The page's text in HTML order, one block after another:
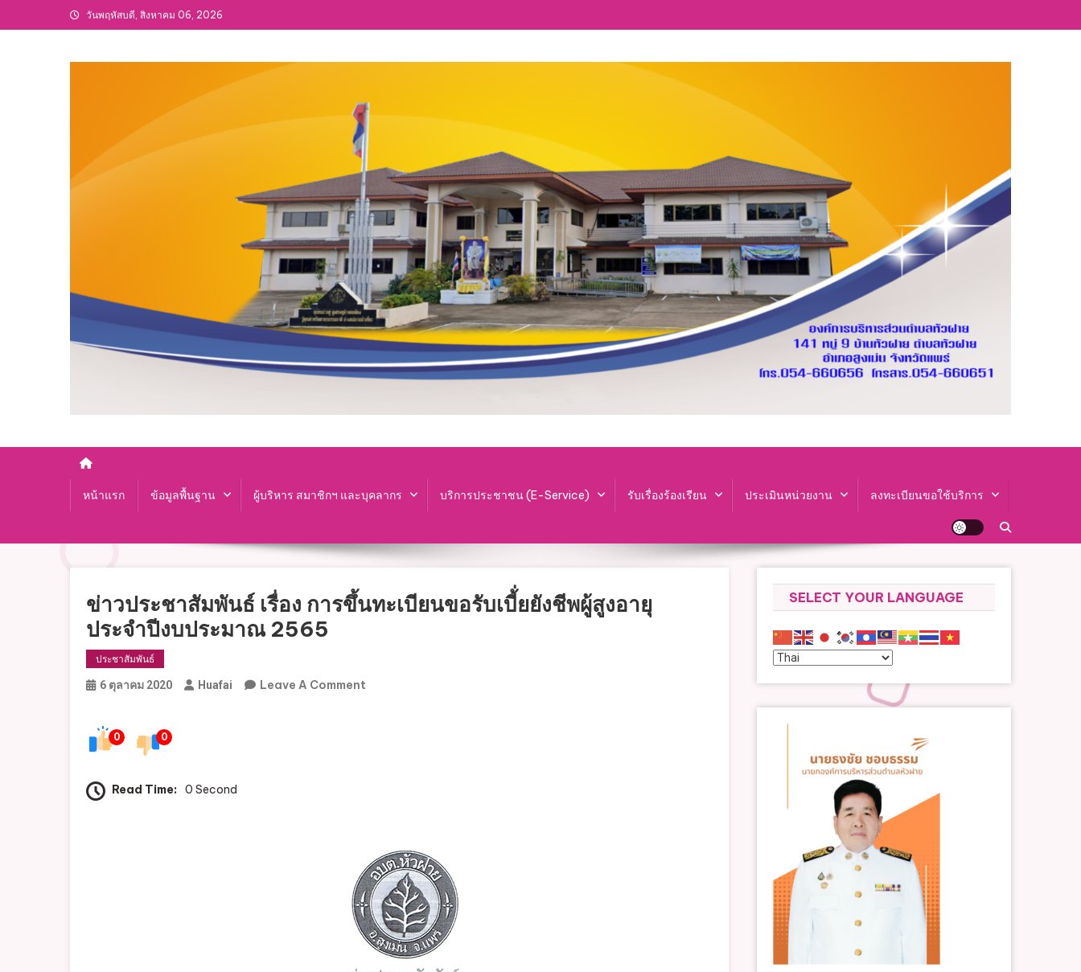
to
วันพฤหัสบดี, สิงหาคม 06, 2026
หน้าแรก ข้อมูลพื้นฐาน ผู้บริหาร สมาชิกฯ และบุคลากร บริการประชาชน (E-Service) รับเรื่องร้องเรียน ประเมินหน่วยงาน ลงทะเบียนขอใช้บริการ
ข่าวประชาสัมพันธ์ เรื่อง การขึ้นทะเบียนขอรับเบี้่ยยังชีพผู้สูงอายุ
ประจำปีงบประมาณ 2565
ประชาสัมพันธ์
6 ตุลาคม 2020 Huafai Leave A Comment
เบี้่ย
ยังชีพ
ผู้
สูง
อายุ
0 0
Read Time: 0 Second
SELECT YOUR LANGUAGE